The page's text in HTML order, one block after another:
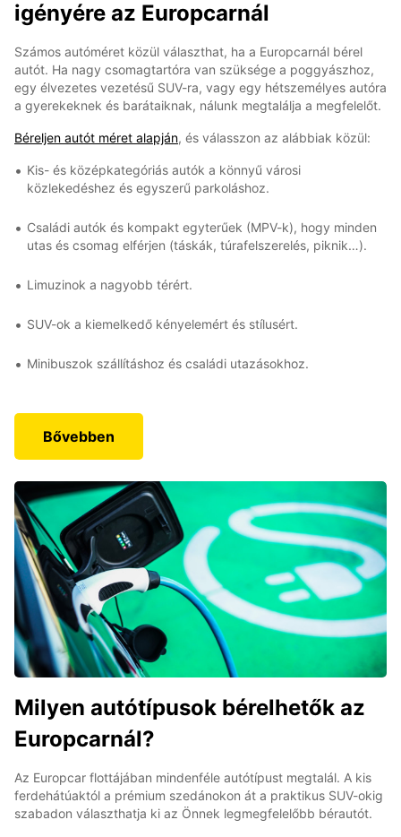
igényére az Europcarnál
Számos autóméret közül választhat, ha a Europcarnál bérel
autót. Ha nagy csomagtartóra van szüksége a poggyászhoz,
egy élvezetes vezetésű SUV-ra, vagy egy hétszemélyes autóra
a gyerekeknek és barátaiknak, nálunk megtalálja a megfelelőt.
Béreljen autót méret alapján, és válasszon az alábbiak közül:
Kis- és középkategóriás autók a könnyű városi
közlekedéshez és egyszerű parkoláshoz.
Családi autók és kompakt egyterűek (MPV-k), hogy minden
utas és csomag elférjen (táskák, túrafelszerelés, piknik…).
Limuzinok a nagyobb térért.
SUV-ok a kiemelkedő kényelemért és stílusért.
Minibuszok szállításhoz és családi utazásokhoz.
Bővebben
Milyen autótípusok bérelhetők az
Europcarnál?
Az Europcar flottájában mindenféle autótípust megtalál. A kis
ferdehátúaktól a prémium szedánokon át a praktikus SUV-okig
szabadon választhatja ki az Önnek legmegfelelőbb bérautót.